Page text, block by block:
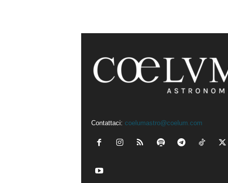
Contattaci: coelumastro@coelum.com